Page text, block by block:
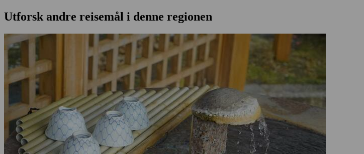
Utforsk andre reisemål i denne regionen